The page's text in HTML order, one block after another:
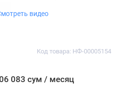
видео
Код товара: НФ-00005154
083 сум / месяц